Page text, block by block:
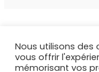
Nous utilisons des
vous offrir
mémorisant vos